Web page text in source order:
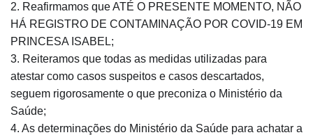
2. Reafirmamos que ATÉ O PRESENTE MOMENTO, NÃO
HÁ REGISTRO DE CONTAMINAÇÃO POR COVID-19 EM
PRINCESA ISABEL;
3. Reiteramos que todas as medidas utilizadas para
atestar como casos suspeitos e casos descartados,
seguem rigorosamente o que preconiza o Ministério da
Saúde;
4. As determinações do Ministério da Saúde para achatar a